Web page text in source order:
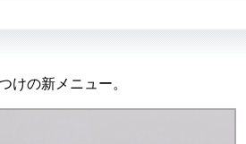
けの新メニュー。